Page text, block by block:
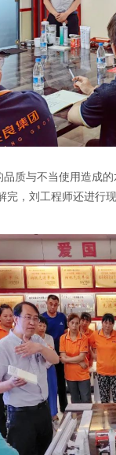
质与不当使用造成
，刘工程师还进行